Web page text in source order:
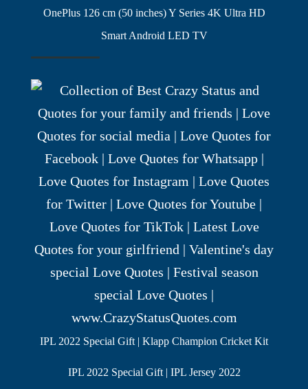
OnePlus 126 cm (50 inches) Y Series 4K Ultra HD
Smart Android LED TV
IPL 2022 Special Gift | Klapp Champion Cricket Kit
IPL 2022 Special Gift | IPL Jersey 2022